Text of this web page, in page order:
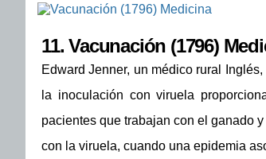
11. Vacunación (1796)
Edward Jenner, un médico rural
la inoculación con viruela
pacientes que trabajan con el ganado
con la viruela, cuando una epidemia